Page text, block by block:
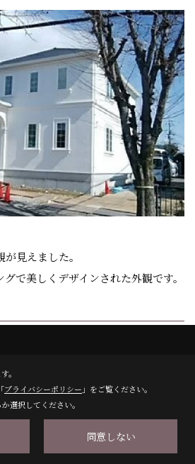
見えました。
で美しくデザインされた外観です。
。
プライバシーポリシー 」をご覧ください。
選択してください。
同意しない